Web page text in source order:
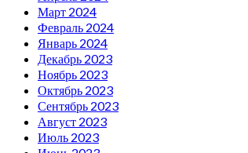
Март 2024
Февраль 2024
Январь 2024
Декабрь 2023
Ноябрь 2023
Октябрь 2023
Сентябрь 2023
Август 2023
Июль 2023